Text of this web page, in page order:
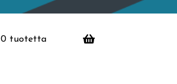
0 tuotetta